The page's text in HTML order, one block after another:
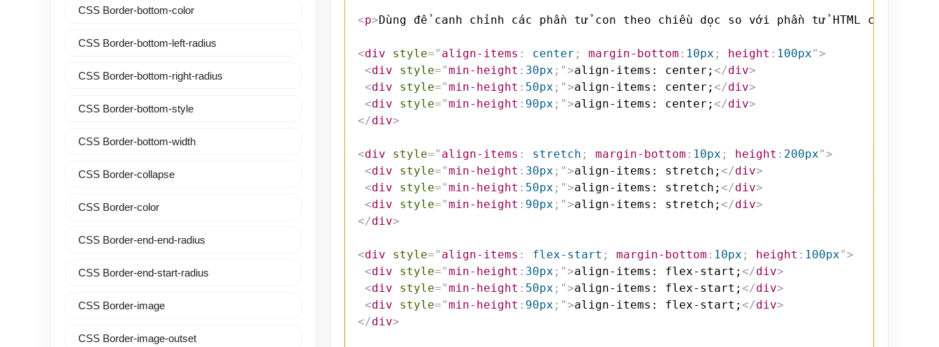
<p>Dùng để canh chỉnh các phần tử con theo chiều dọc so với phần tử HTML
<div style=" align-items : center ; margin-bottom : 10px ; height : 100px">
<div style="min-height : 30px ; ">align-items: center; </div>
<div style="min-height : 50px ; ">align-items: center; </div>
<div style="min-height : 90px ; ">align-items: center; </div>
</div>
<div style=" align-items : stretch ; margin-bottom : 10px ; height : 200px">
<div style="min-height : 30px ; ">align-items: stretch; </div>
<div style="min-height : 50px ; ">align-items: stretch; </div>
<div style="min-height : 90px ; ">align-items: stretch; </div>
</div>
<div style=" align-items : flex-start ; margin-bottom : 10px ; height : 100px">
<div style="min-height : 30px ; ">align-items: flex-start; </div>
<div style="min-height : 50px ; ">align-items: flex-start; </div>
<div style="min-height : 90px ; ">align-items: flex-start; </div>
</div>
CSS Border-bottom-color
CSS Border-bottom-left-radius
CSS Border-bottom-right-radius
CSS Border-bottom-style
CSS Border-bottom-width
CSS Border-collapse
CSS Border-color
CSS Border-end-end-radius
CSS Border-end-start-radius
CSS Border-image
CSS Border-image-outset